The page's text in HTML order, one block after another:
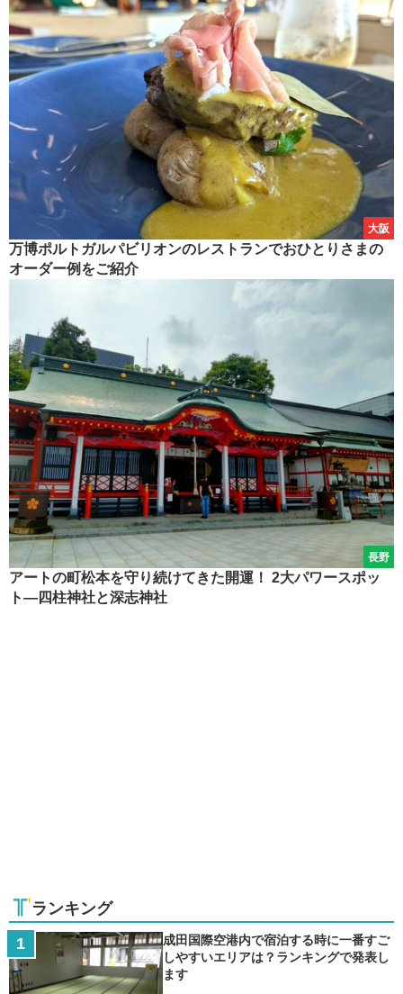
大阪
万博ポルトガルパビリオンのレストランでおひとりさまの
オーダー例をご紹介
長野
アートの町松本を守り続けてきた開運！ 2大パワースポッ
ト―四柱神社と深志神社
ランキング
成田国際空港内で宿泊する時に一番すご
しやすいエリアは？ランキングで発表し
ます